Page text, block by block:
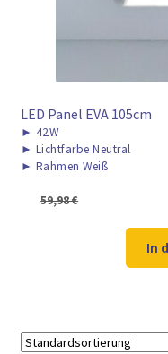
LED Panel EVA 105cm
► 42W
► Lichtfarbe Neutral
► Rahmen Weiß
59,98€
In